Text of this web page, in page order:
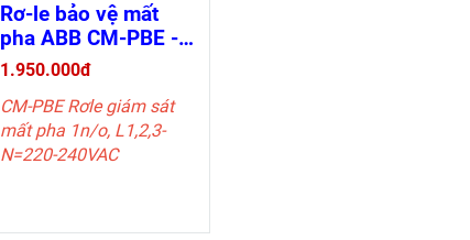
Rơ-le bảo vệ mất
pha ABB CM-PBE -
1SVR550881R9400
tính)
1.950.000đ
CM-PBE Rơle giám sát
mất pha 1n/o, L1,2,3-
N=220-240VAC